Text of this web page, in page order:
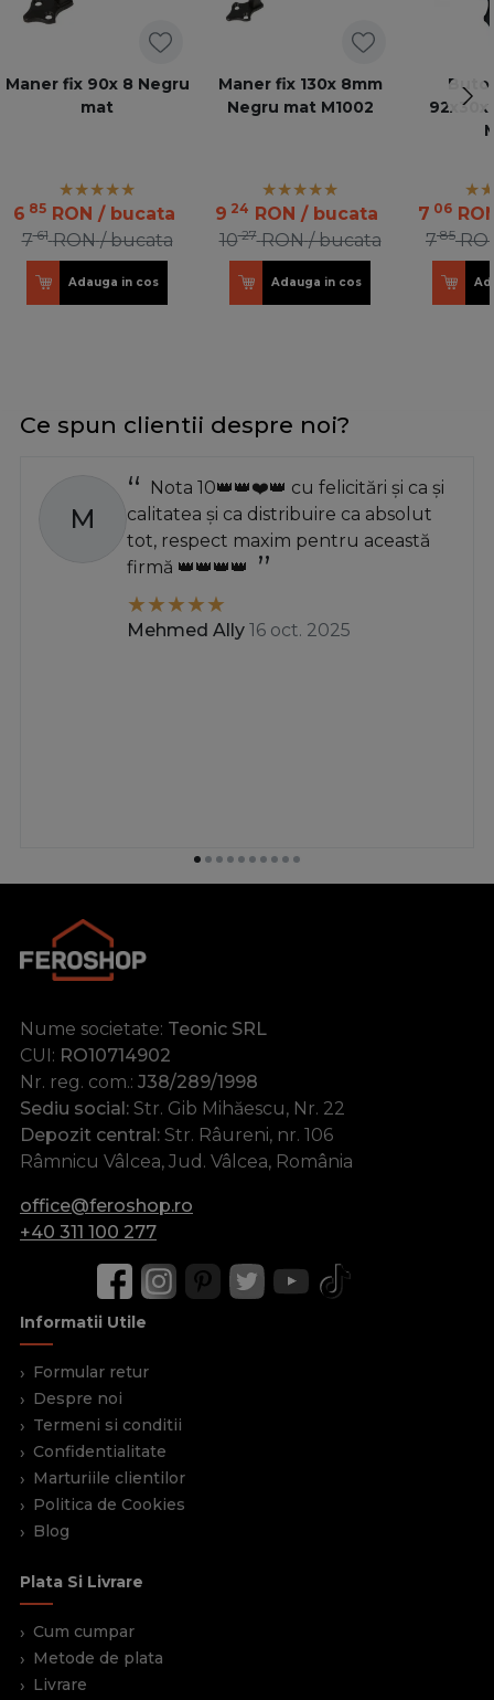
Maner fix 90x 8 Negru
mat
6 85 RON / bucata
761 RON / bucata
Adauga in cos
Maner fix 130x 8mm
Negru mat M1002
9 24 RON / bucata
1027 RON / bucata
Adauga in cos
7 06
785
Ce spun clientii despre noi?
M
Nota 10👑👑❤️👑 cu felicitări și ca și
calitatea și ca distribuire ca absolut
tot, respect maxim pentru această
firmă 👑👑👑👑
Mehmed Ally 16 oct. 2025
Nume societate: Teonic SRL
CUI: RO10714902
Nr. reg. com.: J38/289/1998
Sediu social: Str. Gib Mihăescu, Nr. 22
Depozit central: Str. Râureni, nr. 106
Râmnicu Vâlcea, Jud. Vâlcea, România
office@feroshop.ro
+40 311 100 277
Informatii Utile
Formular retur
Despre noi
Termeni si conditii
Confidentialitate
Marturiile clientilor
Politica de Cookies
Blog
Plata Si Livrare
Cum cumpar
Metode de plata
Livrare